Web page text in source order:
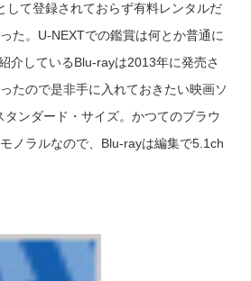
て登録されておらず有料レンタルだ
た。U-NEXTでの鑑賞は何とか普通に
介しているBlu-rayは2013年に発売さ
たので是非手に入れておきたい映画ソ
ンダード・サイズ。かつてのブラウ
ノラルなので、Blu-rayは編集で5.1ch